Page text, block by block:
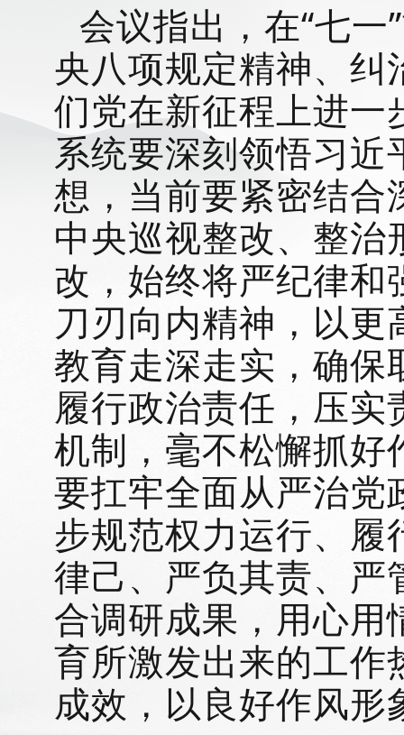
会议指出， 在“七一
央八项规定精神、纠
们党在新征程上进
系统要深刻领悟习近
想， 当前要紧密结
中央巡视整改、整
改， 始终将严纪律和
刀刃向内精神，以
教育走深走实 ， 确保
履行政治责任，压
机制，毫不松懈抓
要扛牢全面从严治党
步规范权力运行、
律己、严负其责、严
合调研成果，用心
育所激发出来的工
成效，以良好作风